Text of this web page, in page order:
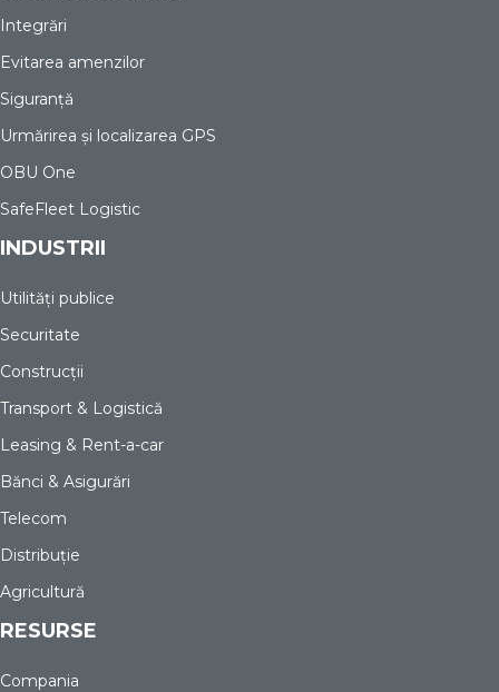
Integrări
Evitarea amenzilor
Siguranță
Urmărirea și localizarea GPS
OBU One
SafeFleet Logistic
INDUSTRII
Utilități publice
Securitate
Construcții
Transport & Logistică
Leasing & Rent-a-car
Bănci & Asigurări
Telecom
Distribuție
Agricultură
RESURSE
Compania